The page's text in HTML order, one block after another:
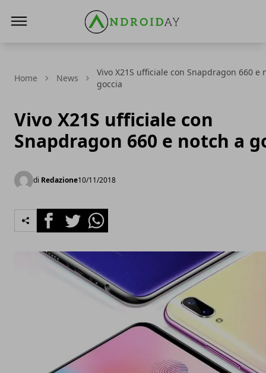
Home News
Vivo X21S ufficiale con Snapdragon 660 e
goccia
Vivo X21S ufficiale con
Snapdragon 660 e notch a
di Redazione10/11/2018
FacebookTwitterWhatsapp